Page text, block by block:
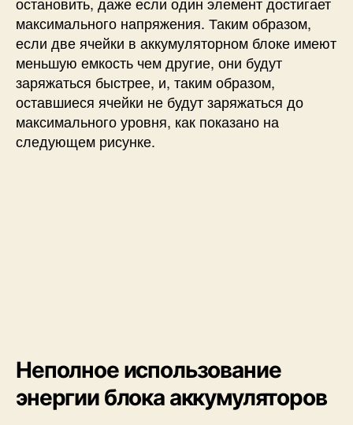
максимального напряжения. Таким образом,
если две ячейки в аккумуляторном блоке имеют
меньшую емкость чем другие, они будут
заряжаться быстрее, и, таким образом,
оставшиеся ячейки не будут заряжаться до
максимального уровня, как показано на
следующем рисунке.
Неполное использование
энергии блока аккумуляторов